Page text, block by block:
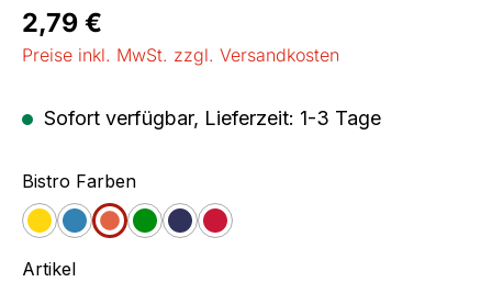
Regulärer Preis:
2,79 €
Preise inkl. MwSt. zzgl. Versandkosten
Sofort verfügbar, Lieferzeit: 1-3 Tage
Bistro Farbenauswählen
GelbBlauOrange
GrünJeansCherry
Artikelauswählen